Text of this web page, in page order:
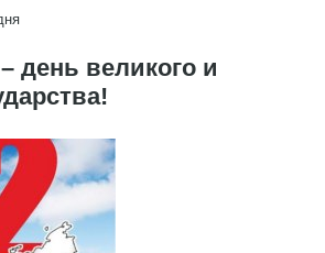
день великого и